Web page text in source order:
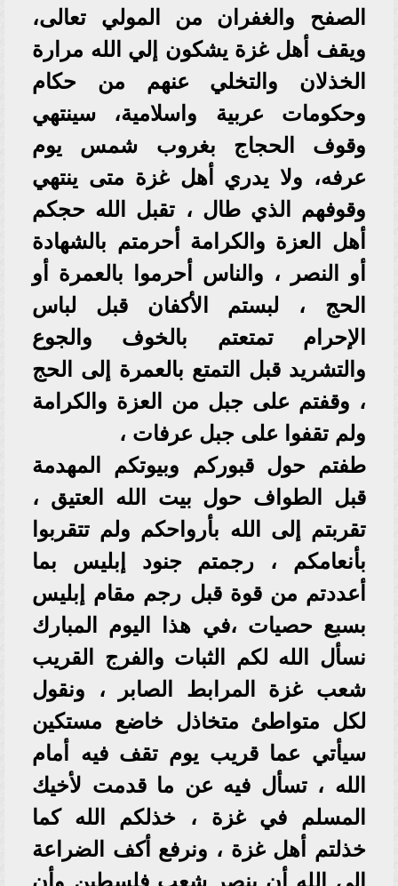
الصفح والغفران من المولي تعالى،
ويقف أهل غزة يشكون إلي الله مرارة
الخذلان والتخلي عنهم من حكام
وحكومات عربية واسلامية، سينتهي
وقوف الحجاج بغروب شمس يوم
عرفه، ولا يدري أهل غزة متى ينتهي
وقوفهم الذي طال ، تقبل الله حجكم
أهل العزة والكرامة أحرمتم بالشهادة
أو النصر ، والناس أحرموا بالعمرة أو
الحج ، لبستم الأكفان قبل لباس
الإحرام تمتعتم بالخوف والجوع
والتشريد قبل التمتع بالعمرة إلى الحج
، وقفتم على جبل من العزة والكرامة
ولم تقفوا على جبل عرفات ،
طفتم حول قبوركم وبيوتكم المهدمة
قبل الطواف حول بيت الله العتيق ،
تقربتم إلى الله بأرواحكم ولم تتقربوا
بأنعامكم ، رجمتم جنود إبليس بما
أعددتم من قوة قبل رجم مقام إبليس
بسبع حصيات ،في هذا اليوم المبارك
نسأل الله لكم الثبات والفرج القريب
شعب غزة المرابط الصابر ، ونقول
لكل متواطئ متخاذل خاضع مستكين
سيأتي عما قريب يوم تقف فيه أمام
الله ، تسأل فيه عن ما قدمت لأخيك
المسلم في غزة ، خذلكم الله كما
خذلتم أهل غزة ، ونرفع أكف الضراعة